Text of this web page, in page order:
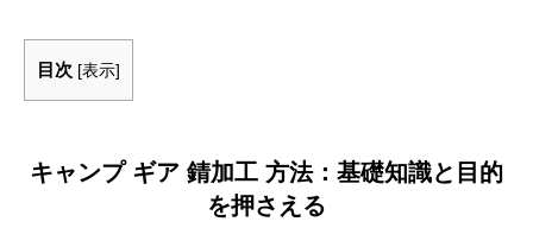
目次 [表示]
キャンプ ギア 錆加工 方法：基礎知識と目的
を押さえる